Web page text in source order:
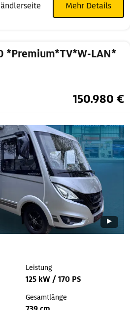
Mehr Details
*Premium*TV*W-LAN*
150.980 €
Leistung
125 kW / 170 PS
Gesamtlänge